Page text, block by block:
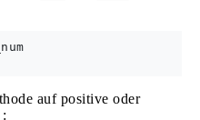
auf positive oder
: